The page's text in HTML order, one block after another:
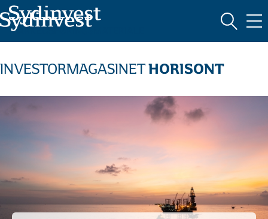
MARKEDSFØRINGSMATERIALE
INVESTORMAGASINETHORISONT